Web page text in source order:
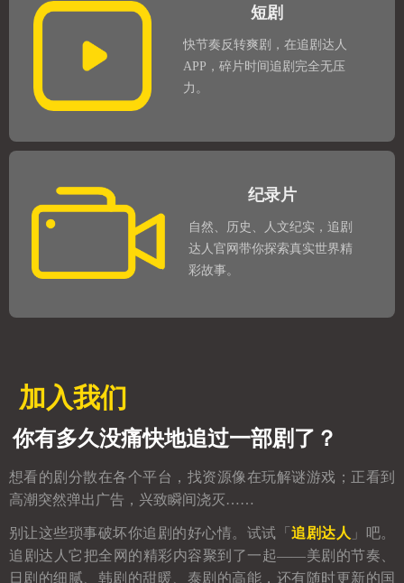
加入我们
你有多久没痛快地追过一部剧了？
想看的剧分散在各个平台，找资源像在玩解谜游戏；正看到
高潮突然弹出广告，兴致瞬间浇灭……
别让这些琐事破坏你追剧的好心情。试试「追剧达人 」吧。
追剧达人它把全网的精彩内容聚到了一起——美剧的节奏、
日剧的细腻、韩剧的甜暖、泰剧的高能，还有随时更新的国
快节奏反转爽剧，在追剧达人
APP，碎片时间追剧完全无压
力。
短剧
自然、历史、人文纪实，追剧
达人官网带你探索真实世界精
彩故事。
纪录片